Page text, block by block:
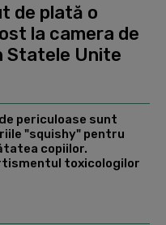
de plată o
la camera de
Statele Unite
periculoase sunt
"squishy" pentru
copiilor.
toxicologilor